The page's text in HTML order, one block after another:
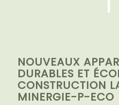
NOUVEAUX
DURABLES ET
CONSTRUCTION
MINERGIE-P-ECO